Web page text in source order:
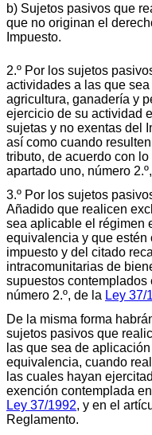
b) Sujetos pasivos que
que no originan el
Impuesto.
2.º Por los sujetos
actividades a las que
agricultura, ganadería y
ejercicio de su actividad
sujetas y no exentas del
así como cuando
tributo, de acuerdo con
apartado uno, número
3.º Por los sujetos
Añadido que realicen
sea aplicable el régimen
equivalencia y que
impuesto y del citado
intracomunitarias de
supuestos contemplados
número 2.º, de la Ley 37/
De la misma forma
sujetos pasivos que
las que sea de
equivalencia, cuando
las cuales hayan
exención contemplada
Ley 37/1992, y en el
Reglamento.